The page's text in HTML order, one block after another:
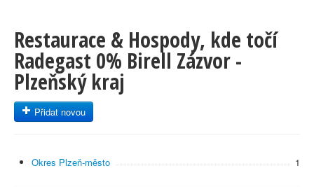
Restaurace & Hospody, kde točí
Radegast 0% Birell Zázvor -
Plzeňský kraj
Přidat novou
Okres Plzeň-město 1